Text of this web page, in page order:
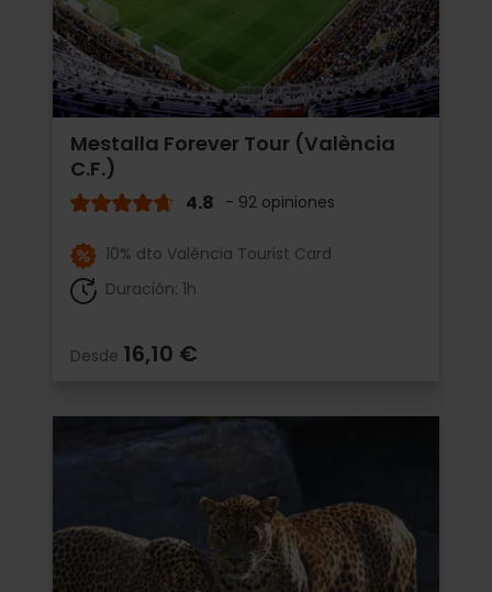
Mestalla Forever Tour (València
C.F.)
4.8 - 92 opiniones
10% dto València Tourist Card
Duración: 1h
Desde 16,10 €